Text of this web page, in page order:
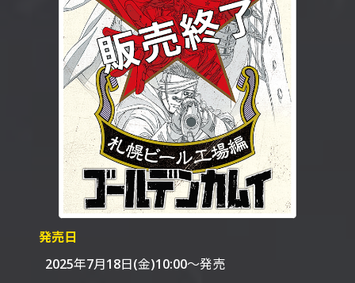
発売日
2025年7月18日(金)10:00～発売